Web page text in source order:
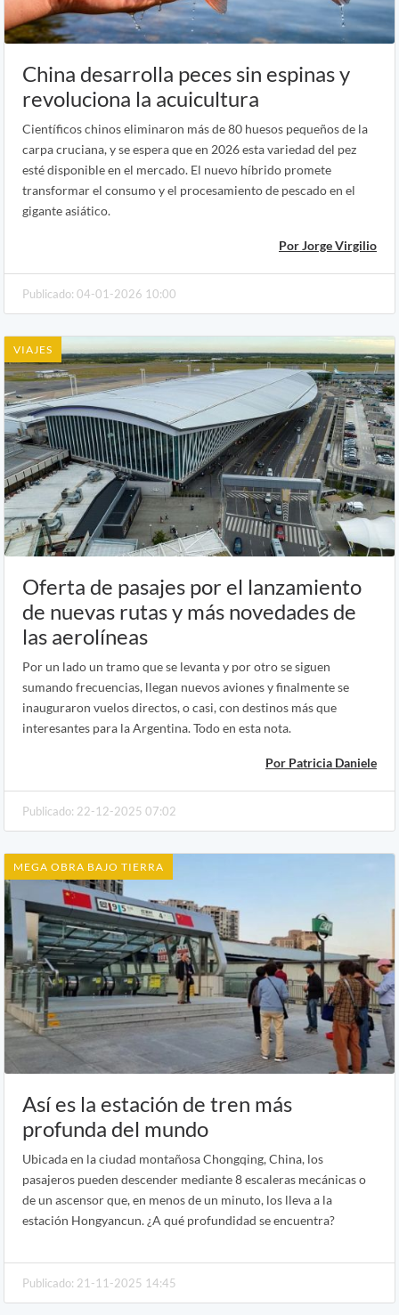
China desarrolla peces sin espinas y
revoluciona la acuicultura
Científicos chinos eliminaron más de 80 huesos pequeños de la
carpa cruciana, y se espera que en 2026 esta variedad del pez
esté disponible en el mercado. El nuevo híbrido promete
transformar el consumo y el procesamiento de pescado en el
gigante asiático.
Por Jorge Virgilio
Publicado: 04-01-2026 10:00
VIAJES
Oferta de pasajes por el lanzamiento
de nuevas rutas y más novedades de
las aerolíneas
Por un lado un tramo que se levanta y por otro se siguen
sumando frecuencias, llegan nuevos aviones y finalmente se
inauguraron vuelos directos, o casi, con destinos más que
interesantes para la Argentina. Todo en esta nota.
Por Patricia Daniele
Publicado: 22-12-2025 07:02
MEGA OBRA BAJO TIERRA
Así es la estación de tren más
profunda del mundo
Ubicada en la ciudad montañosa Chongqing, China, los
pasajeros pueden descender mediante 8 escaleras mecánicas o
de un ascensor que, en menos de un minuto, los lleva a la
estación Hongyancun. ¿A qué profundidad se encuentra?
Publicado: 21-11-2025 14:45